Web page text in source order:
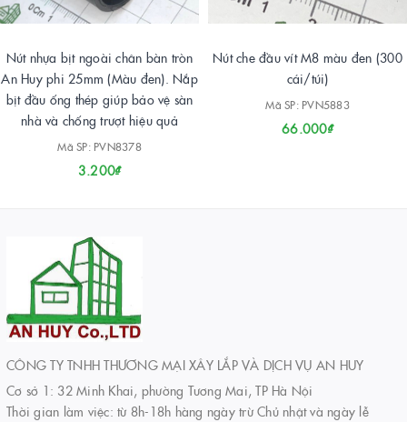
Nút nhựa bịt ngoài chân bàn tròn
An Huy phi 25mm (Màu đen). Nắp
bịt đầu ống thép giúp bảo vệ sàn
nhà và chống trượt hiệu quả
Mã SP: PVN8378
3.200₫
Nút che đầu vít M8 màu đen (300
cái/túi)
Mã SP: PVN5883
66.000₫
CÔNG TY TNHH THƯƠNG MẠI XÂY LẮP VÀ DỊCH VỤ AN HUY
Cơ sở 1: 32 Minh Khai, phường Tương Mai, TP Hà Nội
Thời gian làm việc: từ 8h-18h hàng ngày trừ Chủ nhật và ngày lễ